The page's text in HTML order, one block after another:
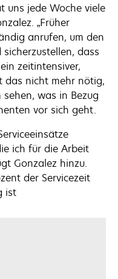
uns jede Woche viele
„Früher
anrufen, um den
dass
zeitintensiver,
das nicht mehr nötig,
was in Bezug
vor sich geht.
ich für die Arbeit
Gonzalez hinzu.
der Servicezeit
ist